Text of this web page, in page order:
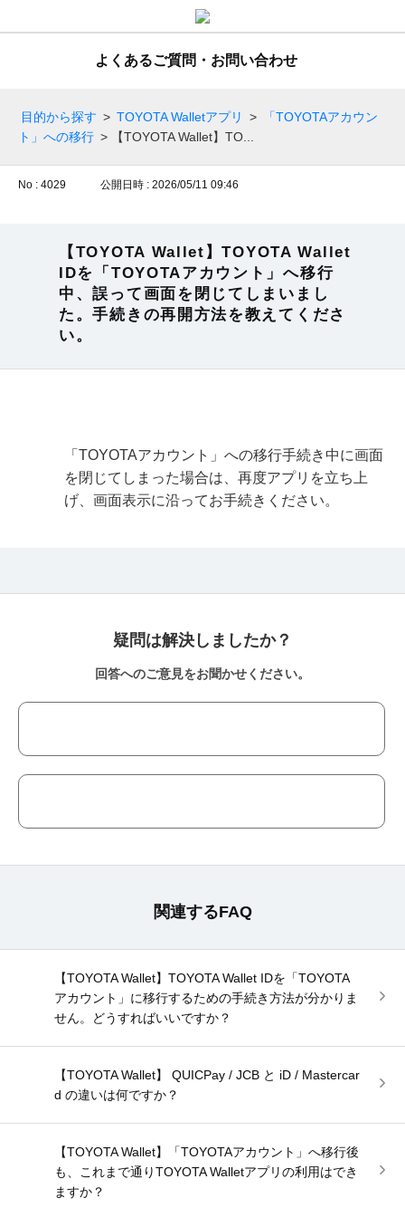
よくあるご質問・お問い合わせ
目的から探す > TOYOTA Walletアプリ >
「TOYOTAアカウン
ト」への移行 > 【TOYOTA Wallet】TO...
No : 4029 公開日時 : 2026/05/11 09:46
【TOYOTA Wallet】TOYOTA Wallet
IDを「TOYOTAアカウント」へ移行
中、誤って画面を閉じてしまいまし
た。手続きの再開方法を教えてくださ
い。
「TOYOTAアカウント」への移行手続き中に画面
を閉じてしまった場合は、再度アプリを立ち上
げ、画面表示に沿ってお手続きください。
疑問は解決しましたか？
回答へのご意見をお聞かせください。
関連するFAQ
【TOYOTA Wallet】TOYOTA Wallet IDを「TOYOTA
アカウント」に移行するための手続き方法が分かりま
せん。どうすればいいですか？
【TOYOTA Wallet】 QUICPay / JCB と iD / Mastercar
d の違いは何ですか？
【TOYOTA Wallet】「TOYOTAアカウント」へ移行後
も、これまで通りTOYOTA Walletアプリの利用はでき
ますか？